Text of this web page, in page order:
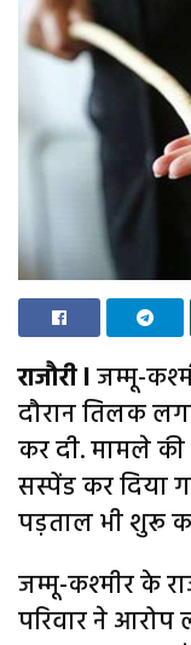
राजौरी lजम्मू-
दौरान तिलक
कर दी. मामले
सस्पेंड कर दिया
पड़ताल भी शुरू
जम्मू-कश्मीर के
परिवार ने